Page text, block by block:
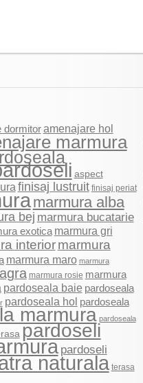
dormitor amenajare hol
marmura
aspect
finisaj lustruit finisaj periat
marmura alba
bej marmura bucatarie
exotica marmura gri
interior marmura
marmura maro marmura
marmura rosie marmura
pardoseala baie pardoseala
pardoseala hol pardoseala
marmura pardoseala
pardoseli
pardoseli
naturala terasa